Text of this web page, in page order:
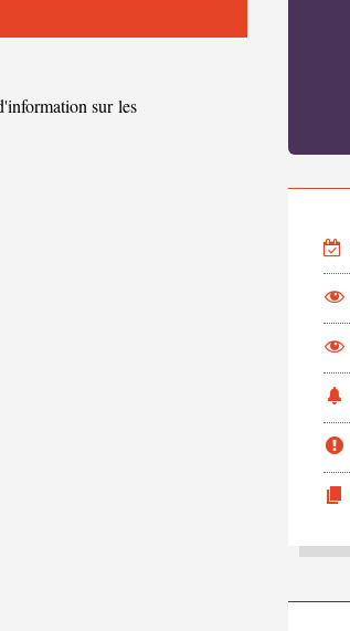
sur les